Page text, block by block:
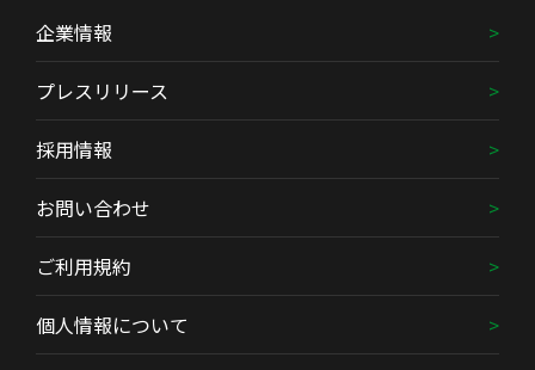
企業情報
プレスリリース
採用情報
お問い合わせ
ご利用規約
個人情報について